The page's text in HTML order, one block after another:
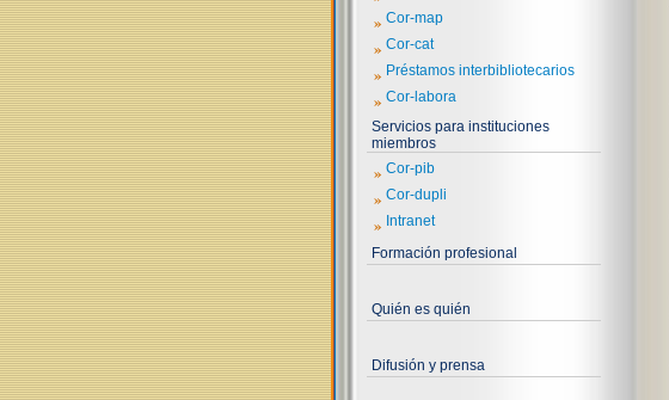
» Cor-map
» Cor-cat
» Préstamos interbibliotecarios
» Cor-labora
Servicios para instituciones
miembros
» Cor-pib
» Cor-dupli
» Intranet
Formación profesional
Quién es quién
Difusión y prensa